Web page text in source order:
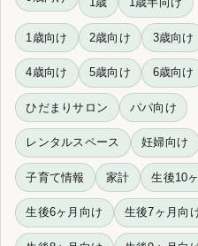
1歳向け 2歳向け 3歳向け
4歳向け 5歳向け 6歳向け
ひだまりサロン パパ向け
レンタルスペース 妊婦向け
子育て情報 家計 生後10
生後6ヶ月向け 生後7ヶ月向